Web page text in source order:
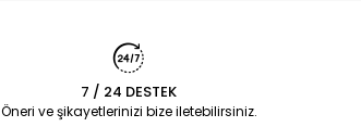
7 / 24 DESTEK
Öneri ve şikayetlerinizi bize iletebilirsiniz.